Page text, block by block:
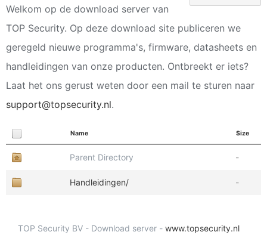
Welkom op de download server van
TOP Security. Op deze download site publiceren we
geregeld nieuwe programma's, firmware, datasheets en
handleidingen van onze producten. Ontbreekt er iets?
Laat het ons gerust weten door een mail te sturen naar
support@topsecurity.nl.
Name Size
Parent Directory -
Handleidingen/ -
TOP Security BV - Download server - www.topsecurity.nl